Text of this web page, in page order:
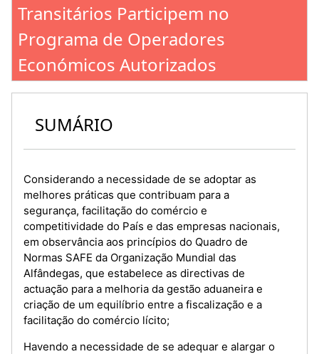
Transitários Participem no
Programa de Operadores
Económicos Autorizados
SUMÁRIO
Considerando a necessidade de se adoptar as
melhores práticas que contribuam para a
segurança, facilitação do comércio e
competitividade do País e das empresas nacionais,
em observância aos princípios do Quadro de
Normas SAFE da Organização Mundial das
Alfândegas, que estabelece as directivas de
actuação para a melhoria da gestão aduaneira e
criação de um equilíbrio entre a fiscalização e a
facilitação do comércio lícito;
Havendo a necessidade de se adequar e alargar o